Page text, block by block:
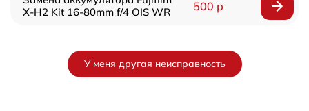
X-H2 Kit 16-80mm f/4 OIS WR
500 р
У меня другая неисправность